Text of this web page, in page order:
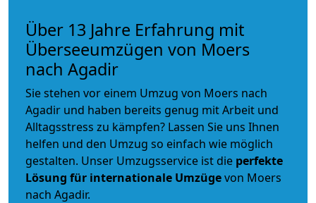
Über 13 Jahre Erfahrung mit
Überseeumzügen von Moers
nach Agadir
Sie stehen vor einem Umzug von Moers nach
Agadir und haben bereits genug mit Arbeit und
Alltagsstress zu kämpfen? Lassen Sie uns Ihnen
helfen und den Umzug so einfach wie möglich
gestalten. Unser Umzugsservice ist die perfekte
Lösung für internationale Umzügevon Moers
nach Agadir.